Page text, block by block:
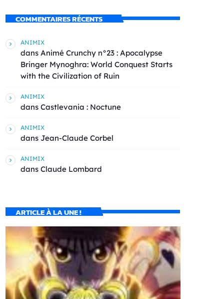
COMMENTAIRES RÉCENTS
ANIMIX
dans Animé Crunchy n°23 : Apocalypse
Bringer Mynoghra: World Conquest Starts
with the Civilization of Ruin
ANIMIX
dans Castlevania : Noctune
ANIMIX
dans Jean-Claude Corbel
ANIMIX
dans Claude Lombard
ARTICLE À LA UNE !